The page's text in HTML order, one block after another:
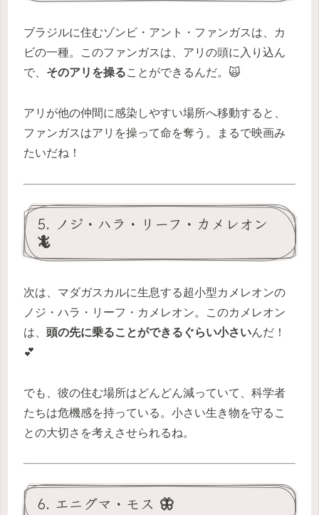
ブラジルに住むゾンビ・アント・ファンガスは、カ
ビの一種。このファンガスは、アリの頭に入り込ん
で、 そのアリを操ることができるんだ。🙀
アリが他の仲間に感染しやすい場所へ移動すると、
ファンガスはアリを操って命を奪う。まるで映画み
たいだね！
5. ノジ・ハラ・リーフ・カメレオン
🦎
次は、マダガスカルに生息する超小型カメレオンの
ノジ・ハラ・リーフ・カメレオン。このカメレオン
は、 頭の先に乗ることができるぐらい小さいんだ！
💕
でも、彼の住む場所はどんどん減っていて、科学者
たちは危機感を持っている。小さい生き物を守るこ
との大切さを考えさせられるね。
6. エニグマ・モス 🦋